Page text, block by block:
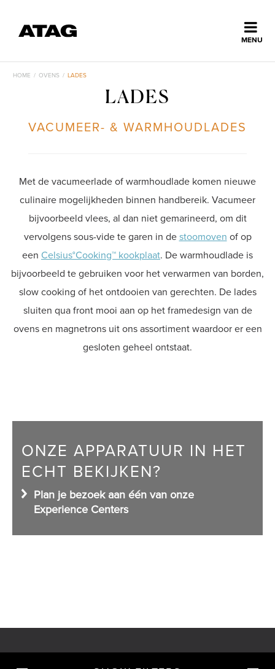
MENU
Ontdek ATAG
Inspiratie
Service
Shop
HOME / OVENS / LADES
LADES
VACUMEER- & WARMHOUDLADES
Met de vacumeerlade of warmhoudlade komen nieuwe
culinaire mogelijkheden binnen handbereik. Vacumeer
bijvoorbeeld vlees, al dan niet gemarineerd, om dit
vervolgens sous-vide te garen in de stoomoven of op
een Celsius°Cooking™ kookplaat. De warmhoudlade is
bijvoorbeeld te gebruiken voor het verwarmen van borden,
slow cooking of het ontdooien van gerechten. De lades
sluiten qua front mooi aan op het framedesign van de
ovens en magnetrons uit ons assortiment waardoor er een
gesloten geheel ontstaat.
ONZE APPARATUUR IN HET
ECHT BEKIJKEN?
Plan je bezoek aan één van onze
Experience Centers